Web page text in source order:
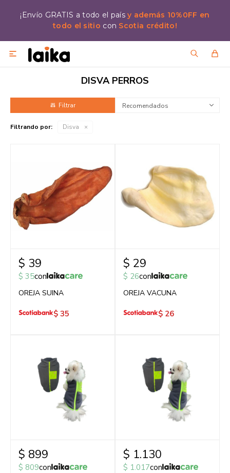
¡Envío GRATIS a todo el paísy además 10%0FF en
todo el sitio con Scotia crédito!

DISVA PERROS
Recomendados
Filtrando por: Disva
$ 39
$ 35con
OREJA SUINA
$ 35
$ 29
$ 26con
OREJA VACUNA
$ 26
$ 899
$ 809con
$ 1.130
$ 1.017con